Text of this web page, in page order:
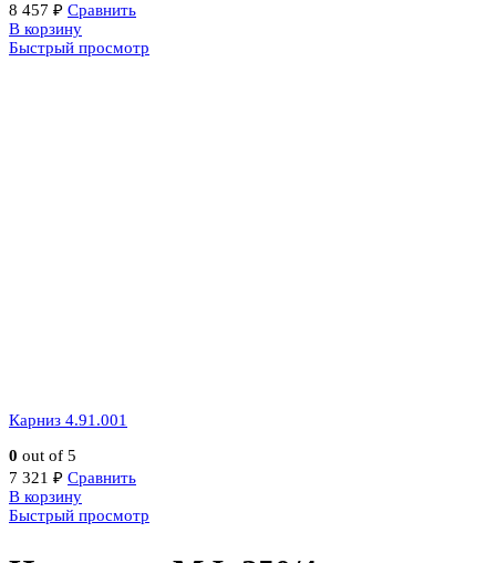
8 457 ₽ Сравнить
В корзину
Быстрый просмотр
Карниз 4.91.001
0 out of 5
7 321 ₽ Сравнить
В корзину
Быстрый просмотр